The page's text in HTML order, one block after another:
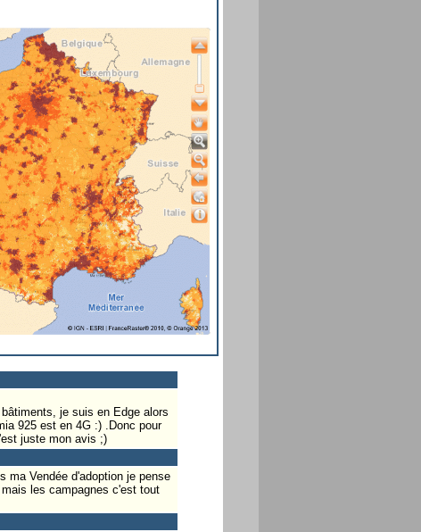
je suis en Edge alors
925 est en 4G :) .Donc pour
juste mon avis ;)
ma Vendée d'adoption je pense
les campagnes c'est tout